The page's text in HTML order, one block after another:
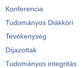
Konferencia
Tudományos Diákköri
Tevékenység
Díjazottak
Tudományos integritás